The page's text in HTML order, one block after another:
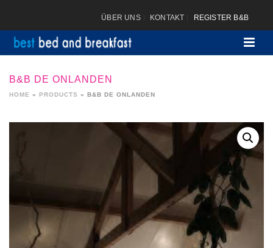
ÜBER UNS KONTAKT REGISTER B&B
B&B DE ONLANDEN
HOME » PRODUCTS » B&B DE ONLANDEN